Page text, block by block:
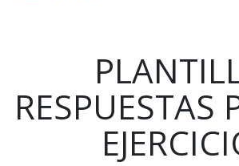
RESPUESTAS